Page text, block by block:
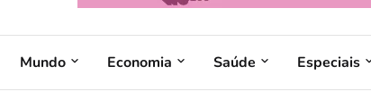
Mundo Economia Saúde Especiais